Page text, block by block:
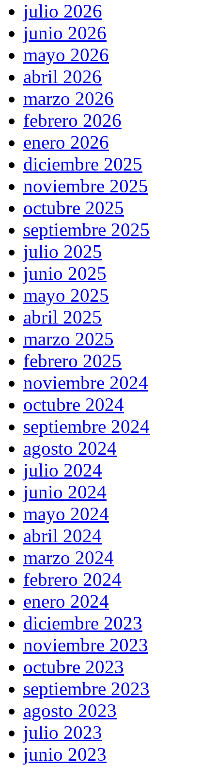
julio 2026
junio 2026
mayo 2026
abril 2026
marzo 2026
febrero 2026
enero 2026
diciembre 2025
noviembre 2025
octubre 2025
septiembre 2025
julio 2025
junio 2025
mayo 2025
abril 2025
marzo 2025
febrero 2025
noviembre 2024
octubre 2024
septiembre 2024
agosto 2024
julio 2024
junio 2024
mayo 2024
abril 2024
marzo 2024
febrero 2024
enero 2024
diciembre 2023
noviembre 2023
octubre 2023
septiembre 2023
agosto 2023
julio 2023
junio 2023